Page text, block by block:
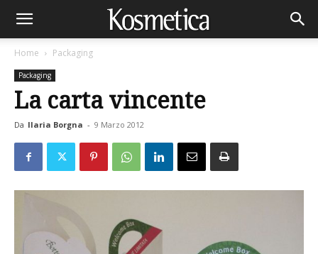
Home Packaging
Packaging
La carta vincente
Da Ilaria Borgna - 9 Marzo 2012